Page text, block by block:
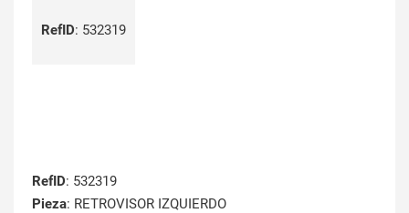
RefID: 532319
RefID: 532319
Pieza: RETROVISOR IZQUIERDO